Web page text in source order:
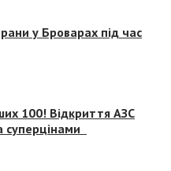
у Броварах під час
100! Відкриття АЗС
суперцінами